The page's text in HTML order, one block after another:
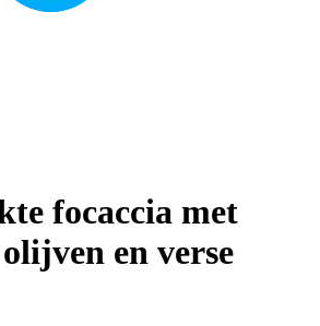
focaccia met
en verse